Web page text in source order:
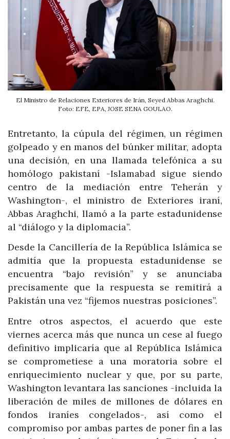
El Ministro de Relaciones Exteriores de Irán, Seyed Abbas Araghchi.
Foto: EFE, EPA, JOSE SENA GOULAO.
Entretanto, la cúpula del régimen, un régimen
golpeado y en manos del búnker militar, adopta
una decisión, en una llamada telefónica a su
homólogo pakistaní -Islamabad sigue siendo
centro de la mediación entre Teherán y
Washington-, el ministro de Exteriores iraní,
Abbas Araghchi, llamó a la parte estadunidense
al “diálogo y la diplomacia”.
Desde la Cancillería de la República Islámica se
admitía que la propuesta estadunidense se
encuentra “bajo revisión” y se anunciaba
precisamente que la respuesta se remitirá a
Pakistán una vez “fijemos nuestras posiciones”.
Entre otros aspectos, el acuerdo que este
viernes acerca más que nunca un cese al fuego
definitivo implicaría que al República Islámica
se comprometiese a una moratoria sobre el
enriquecimiento nuclear y que, por su parte,
Washington levantara las sanciones -incluida la
liberación de miles de millones de dólares en
fondos iraníes congelados-, así como el
compromiso por ambas partes de poner fin a las